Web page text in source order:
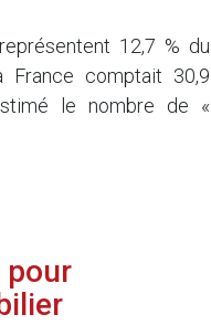
12,7 % du
France comptait 30,9
le nombre de «
pour